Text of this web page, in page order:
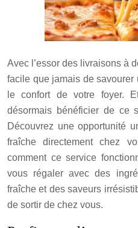
Avec l’essor des livraisons à
facile que jamais de
le confort de votre foyer.
désormais bénéficier de ce
Découvrez une opportunité
fraîche directement chez
comment ce service
vous régaler avec des
fraîche et des saveurs
de sortir de chez vous.